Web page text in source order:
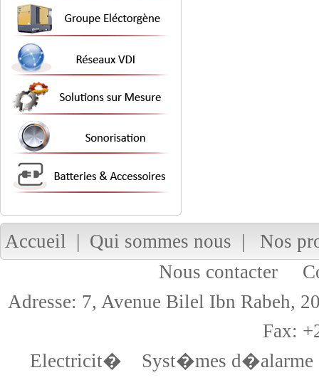
Accueil | Qui sommes nous | Nos
Nous contacter
Adresse: 7, Avenue Bilel Ibn
Fax:
Electricit�
Syst�mes d�alarme